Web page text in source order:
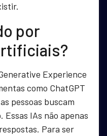
por
Experience
como ChatGPT
pessoas buscam
IAs não apenas
Para ser